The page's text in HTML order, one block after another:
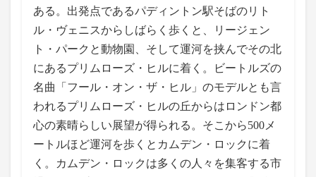
ある。出発点であるパディントン駅そばのリト
ル・ヴェニスからしばらく歩くと、リージェン
ト・パークと動物園、そして運河を挟んでその北
にあるプリムローズ・ヒルに着く。ビートルズの
名曲「フール・オン・ザ・ヒル」のモデルとも言
われるプリムローズ・ヒルの丘からはロンドン都
心の素晴らしい展望が得られる。そこから500メ
ートルほど運河を歩くとカムデン・ロックに着
く。カムデン・ロックは多くの人々を集客する市